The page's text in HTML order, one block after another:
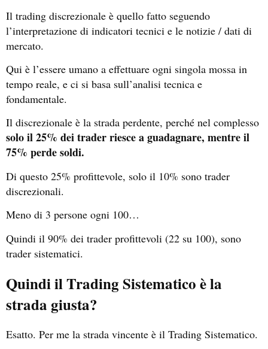
Il trading discrezionale è quello fatto seguendo
l’interpretazione di indicatori tecnici e le notizie / dati di
mercato.
Qui è l’essere umano a effettuare ogni singola mossa in
tempo reale, e ci si basa sull’analisi tecnica e
fondamentale.
Il discrezionale è la strada perdente, perché nel complesso
solo il 25% dei trader riesce a guadagnare, mentre il
75% perde soldi.
Di questo 25% profittevole, solo il 10% sono trader
discrezionali.
Meno di 3 persone ogni 100…
Quindi il 90% dei trader profittevoli (22 su 100), sono
trader sistematici.
Quindi il Trading Sistematico è la
strada giusta?
Esatto. Per me la strada vincente è il Trading Sistematico.